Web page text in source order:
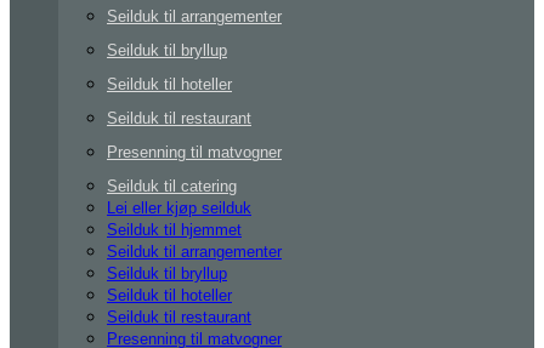
Seilduk til arrangementer
Seilduk til bryllup
Seilduk til hoteller
Seilduk til restaurant
Presenning til matvogner
Seilduk til catering
Lei eller kjøp seilduk
Seilduk til hjemmet
Seilduk til arrangementer
Seilduk til bryllup
Seilduk til hoteller
Seilduk til restaurant
Presenning til matvogner